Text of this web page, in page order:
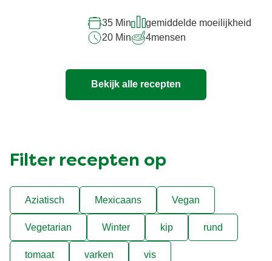
kipfilet en Hollandaisesaus
Filter recepten op
Aziatisch Mexicaans Vegan